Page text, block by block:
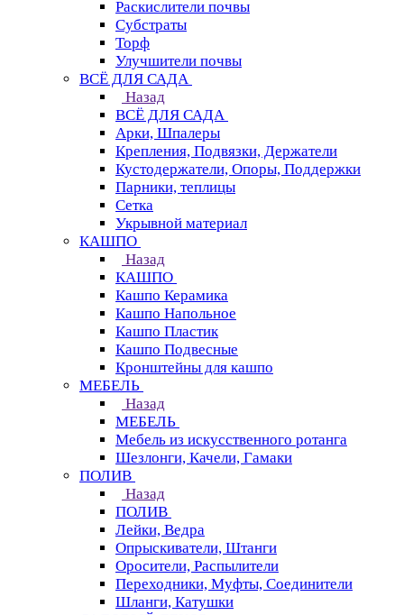
Раскислители почвы
Субстраты
Торф
Улучшители почвы
ВСЁ ДЛЯ САДА
Назад
ВСЁ ДЛЯ САДА
Арки, Шпалеры
Крепления, Подвязки, Держатели
Кустодержатели, Опоры, Поддержки
Парники, теплицы
Сетка
Укрывной материал
КАШПО
Назад
КАШПО
Кашпо Керамика
Кашпо Напольное
Кашпо Пластик
Кашпо Подвесные
Кронштейны для кашпо
МЕБЕЛЬ
Назад
МЕБЕЛЬ
Мебель из искусственного ротанга
Шезлонги, Качели, Гамаки
ПОЛИВ
Назад
ПОЛИВ
Лейки, Ведра
Опрыскиватели, Штанги
Оросители, Распылители
Переходники, Муфты, Соединители
Шланги, Катушки